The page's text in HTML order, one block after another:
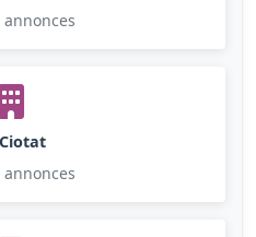
annonces
annonces